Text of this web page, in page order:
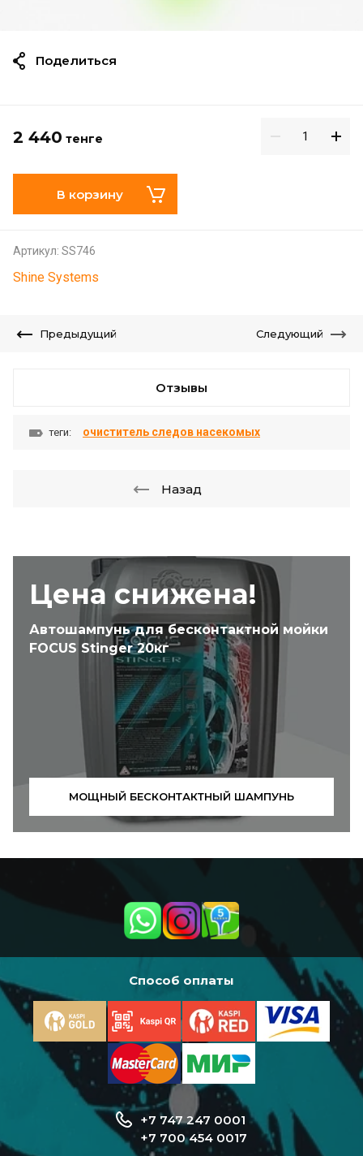
Цена снижена!
Автошампунь для бесконтактной мойки
FOCUS Stinger 20кг
МОЩНЫЙ БЕСКОНТАКТНЫЙ ШАМПУНЬ
2 440 тенге
В корзину
Артикул: SS746
Shine Systems
Поделиться
Предыдущий Следующий
Отзывы
теги: очиститель следов насекомых
Назад
Способ оплаты
+7 747 247 0001
+7 700 454 0017